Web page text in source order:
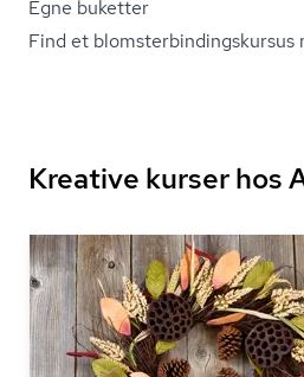
Egne buketter
Find et blom­ster­bin­dings­kur­sus
Kreative kurser hos